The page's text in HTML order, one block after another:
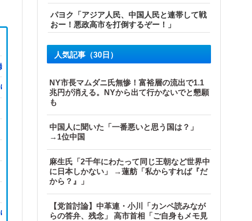
】
ではないことが判明
と……他
パヨク「アジア人民、中国人民と連帯して戦
おー！悪政高市を打倒するぞー！」
人気記事（30日）
NY市長マムダニ氏無惨！富裕層の流出で1.1
兆円が消える。NYから出て行かないでと懇願
も
中国人に聞いた「一番悪いと思う国は？」
→1位中国
麻生氏「2千年にわたって同じ王朝など世界中
に日本しかない」 →蓮舫「私からすれば『だ
から？』」
【党首討論】中革連・小川「カンペ読みなが
らの答弁、残念」 高市首相「ご自身もメモ見